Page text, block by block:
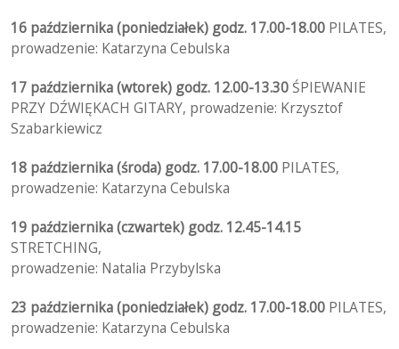
16 października (poniedziałek) godz. 17.00-18.00 PILATES,
prowadzenie: Katarzyna Cebulska
17 października (wtorek) godz. 12.00-13.30 ŚPIEWANIE
PRZY DŹWIĘKACH GITARY, prowadzenie: Krzysztof
Szabarkiewicz
18 października (środa) godz. 17.00-18.00 PILATES,
prowadzenie: Katarzyna Cebulska
19 października (czwartek) godz. 12.45-14.15
STRETCHING,
prowadzenie: Natalia Przybylska
23 października (poniedziałek) godz. 17.00-18.00 PILATES,
prowadzenie: Katarzyna Cebulska